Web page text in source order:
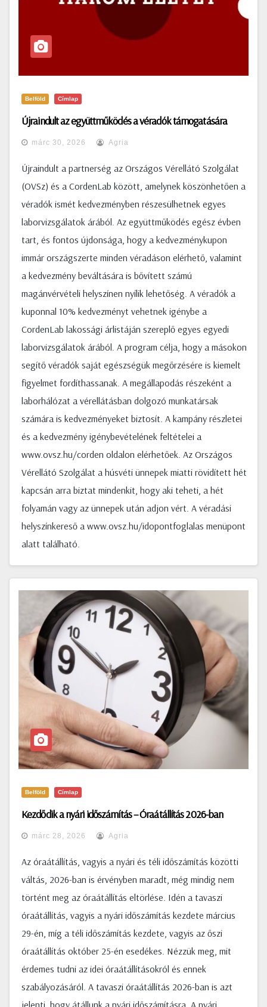
Belföld Címlap
Újraindult az együttműködés a véradók támogatására
márc 30, 2026 Agria
Újraindult a partnerség az Országos Vérellátó Szolgálat
(OVSz) és a CordenLab között, amelynek köszönhetően a
véradók ismét kedvezményben részesülhetnek egyes
laborvizsgálatok árából. Az együttműködés egész évben
tart, és fontos újdonsága, hogy a kedvezménykupon
immár országszerte minden véradáson elérhető, valamint
a kedvezmény beváltására is bővített számú
magánvérvételi helyszínen nyílik lehetőség. A véradók a
kuponnal 10% kedvezményt vehetnek igénybe a
CordenLab lakossági árlistáján szereplő egyes egyedi
laborvizsgálatok árából. A program célja, hogy a másokon
segítő véradók saját egészségük megőrzésére is kiemelt
figyelmet fordíthassanak. A megállapodás részeként a
laborhálózat a vérellátásban dolgozó munkatársak
számára is kedvezményeket biztosít. A kampány részletei
és a kedvezmény igénybevételének feltételei a
www.ovsz.hu/corden oldalon elérhetőek. Az Országos
Vérellátó Szolgálat a húsvéti ünnepek miatti rövidített hét
kapcsán arra biztat mindenkit, hogy aki teheti, a hét
folyamán vagy az ünnepek után adjon vért. A véradási
helyszínkereső a www.ovsz.hu/idopontfoglalas menüpont
alatt található.
Belföld Címlap
Kezdődik a nyári időszámítás – Óraátállítás 2026-ban
márc 28, 2026 Agria
Az óraátállítás, vagyis a nyári és téli időszámítás közötti
váltás, 2026-ban is érvényben maradt, még mindig nem
történt meg az óraátállítás eltörlése. Idén a tavaszi
óraátállítás, vagyis a nyári időszámítás kezdete március
29-én, míg a téli időszámítás kezdete, vagyis az őszi
óraátállítás október 25-én esedékes. Nézzük meg, mit
érdemes tudni az idei óraátállításokról és ennek
szabályozásáról. A tavaszi óraátállítás 2026-ban is azt
jelenti, hogy átállunk a nyári időszámításra. A nyári